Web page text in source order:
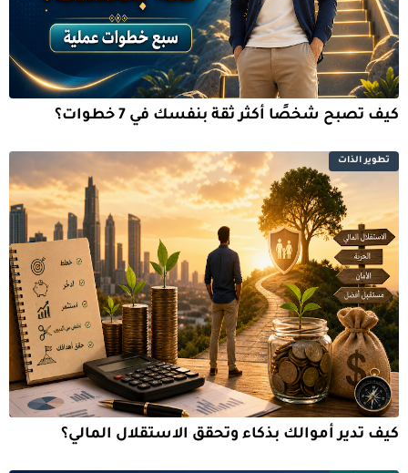
كيف تصبح شخصًا أكثر ثقة بنفسك في 7 خطوات؟
تطوير الذات
كيف تدير أموالك بذكاء وتحقق الاستقلال المالي؟